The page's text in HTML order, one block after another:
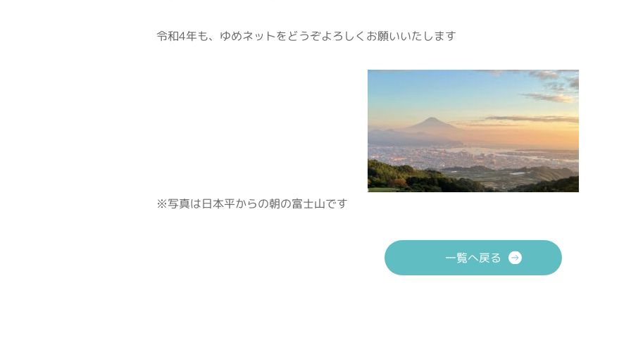
令和4年も、ゆめネットをどうぞよろしくお願いいたします
※写真は日本平からの朝の富士山です
一覧へ戻る